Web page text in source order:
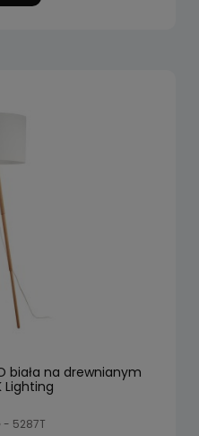
biała na drewnianym
Lighting
- 5287T